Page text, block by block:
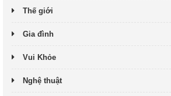
Thế giới
Gia đình
Vui Khỏe
Nghệ thuật